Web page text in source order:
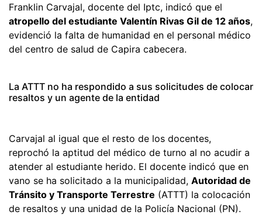
Franklin Carvajal, docente del Iptc, indicó que el
atropello del estudiante Valentín Rivas Gil de 12 años,
evidenció la falta de humanidad en el personal médico
del centro de salud de Capira cabecera.
La ATTT no ha respondido a sus solicitudes de colocar
resaltos y un agente de la entidad
Carvajal al igual que el resto de los docentes,
reprochó la aptitud del médico de turno al no acudir a
atender al estudiante herido. El docente indicó que en
vano se ha solicitado a la municipalidad, Autoridad de
Tránsito y Transporte Terrestre (ATTT) la colocación
de resaltos y una unidad de la Policía Nacional (PN).